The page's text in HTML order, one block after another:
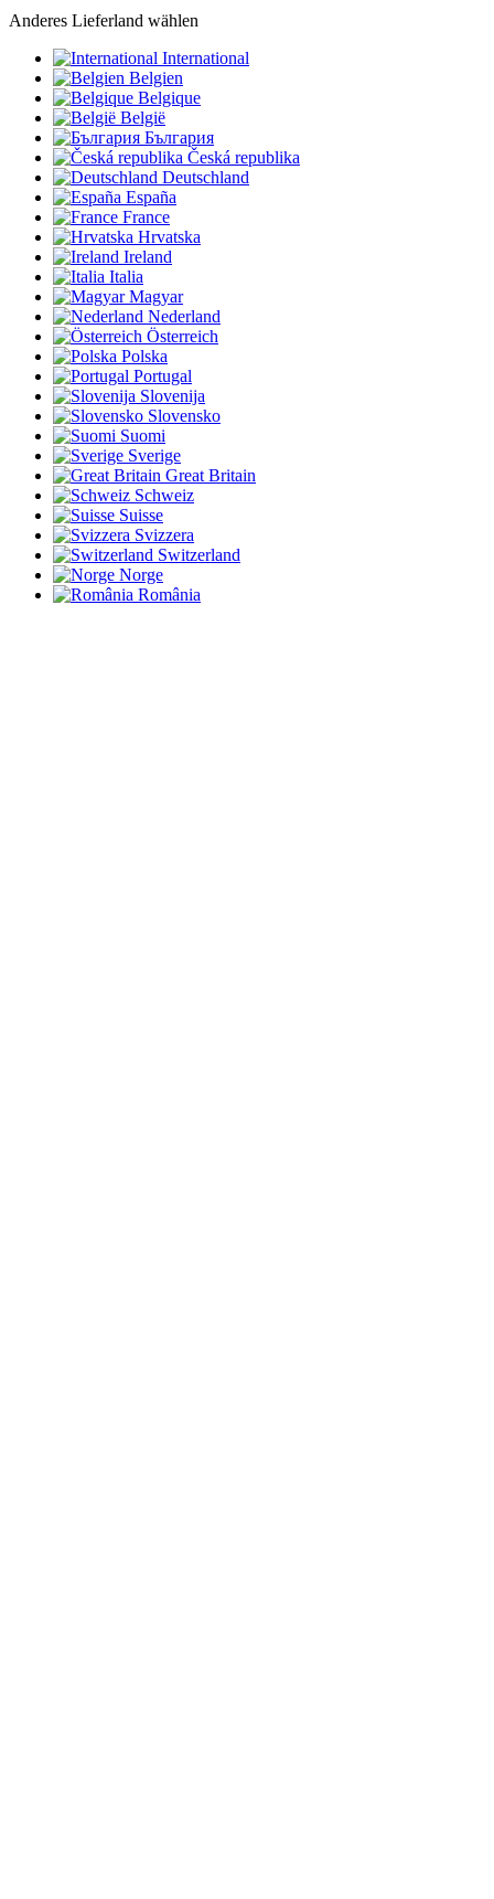
Anderes Lieferland wählen
International
Belgien
Belgique
België
България
Česká republika
Deutschland
España
France
Hrvatska
Ireland
Italia
Magyar
Nederland
Österreich
Polska
Portugal
Slovenija
Slovensko
Suomi
Sverige
Great Britain
Schweiz
Suisse
Svizzera
Switzerland
Norge
România